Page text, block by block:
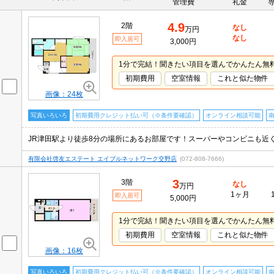
管理費 礼金
画像：24枚
2階
即入居可
4.9万円
3,000円
なし
なし
1分で完結！聞きたい項目を選んでかんたん無
初期費用
空室情報 これと似た物件
写真いろいろ 初期費用クレジット払い可（※条件要確認） オンライン相談可能
JR津田駅より徒歩8分の場所にあるお部屋です！スーパーやコンビニも近
有限会社啓友エステート エイブルネットワーク交野店 (072-808-7666)
画像：16枚
3階
即入居可
3万円
5,000円
なし
1ヶ月
1分で完結！聞きたい項目を選んでかんたん無
初期費用
空室情報 これと似た物件
写真いろいろ 初期費用クレジット払い可（※条件要確認） オンライン相談可能